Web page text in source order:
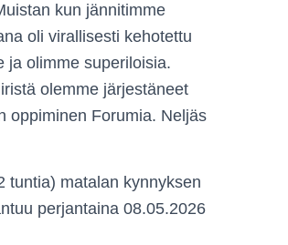
kun jännitimme
oli virallisesti kehotettu
ja olimme superiloisia.
olemme järjestäneet
oppiminen Forumia. Neljäs
tuntia) matalan kynnyksen
perjantaina 08.05.2026